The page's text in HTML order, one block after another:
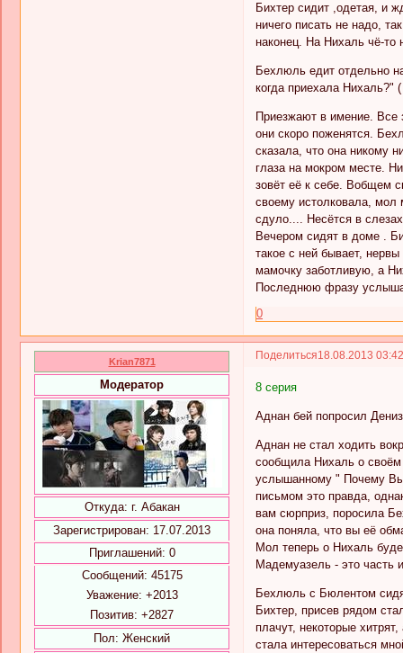
Бихтер сидит ,одетая, и
ничего писать не надо,
наконец. На Нихаль чё-то
Бехлюль едит отдельно
когда приехала Нихаль?"
Приезжают в имение. Все
они скоро поженятся.
сказала, что она никому
глаза на мокром месте.
зовёт её к себе. Вобщем
своему истолковала, мол
сдуло.... Несётся в
Вечером сидят в доме .
такое с ней бывает,
мамочку заботливую, а
Последнюю фразу
0
Поделиться18.08.2013
Krian7871
Модератор
Откуда: г. Абакан
Зарегистрирован: 17.07.2013
Приглашений: 0
Сообщений: 45175
Уважение: +2013
Позитив: +2827
Пол: Женский
8 серия
Аднан бей попросил
Аднан не стал ходить
сообщила Нихаль о своём
услышанному " Почему Вы
письмом это правда,
вам сюрприз, поросила
она поняла, что вы её
Мол теперь о Нихаль
Мадемуазель - это часть
Бехлюль с Бюлентом
Бихтер, присев рядом
плачут, некоторые
стала интересоваться